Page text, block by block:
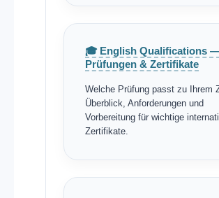
🎓 English Qualifications
Prüfungen & Zertifikate
Welche Prüfung passt zu Ihrem
Überblick, Anforderungen und
Vorbereitung für wichtige
Zertifikate.